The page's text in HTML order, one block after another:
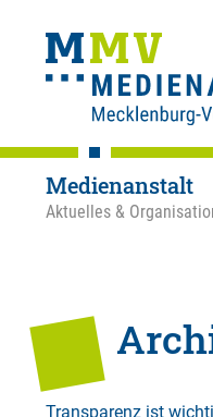
Medienanstalt
Aktuelles &
Transparenz ist